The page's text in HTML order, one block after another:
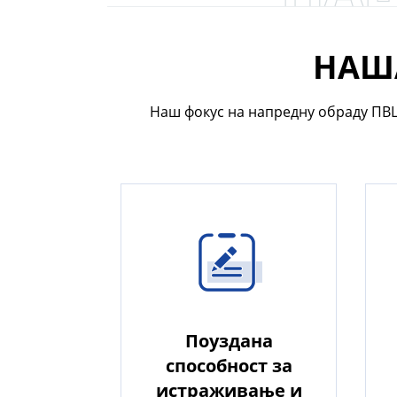
Наш фокус на напредну обраду
Поуздана
способност за
истраживање и